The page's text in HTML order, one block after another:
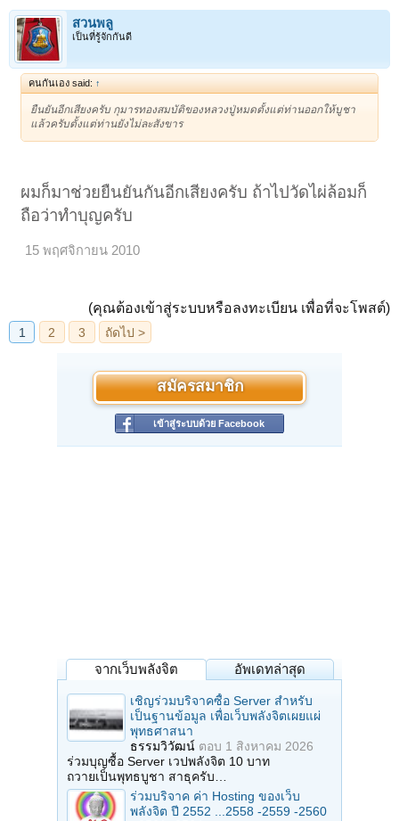
สวนพลู
เป็นที่รู้จักกันดี
คนกันเอง said: ↑
ยืนยันอีกเสียงครับ กุมารทองสมบัติของหลวงปู่หมดตั้งแต่ท่านออกให้บูชา
แล้วครับตั้งแต่ท่านยังไม่ละสังขาร
ผมก็มาช่วยยืนยันกันอีกเสียงครับ ถ้าไปวัดไผ่ล้อมก็
ถือว่าทำบุญครับ
15 พฤศจิกายน 2010
(คุณต้องเข้าสู่ระบบหรือลงทะเบียน เพื่อที่จะโพสต์)
สมัครสมาชิก
เข้าสู่ระบบด้วย Facebook
จากเว็บพลังจิต อัพเดทล่าสุด
เชิญร่วมบริจาคซื้อ Server สำหรับ
เป็นฐานข้อมูล เพื่อเว็บพลังจิตเผยแผ่
พุทธศาสนา
ธรรมวิวัฒน์ ตอบ 1 สิงหาคม 2026
ร่วมบุญซื้อ Server เวปพลังจิต 10 บาท
ถวายเป็นพุทธบูชา สาธุครับ…
ร่วมบริจาค ค่า Hosting ของเว็บ
พลังจิต ปี 2552 ...2558 -2559 -2560